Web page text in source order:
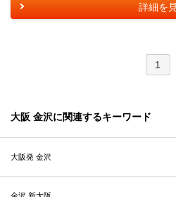
詳細を
1
大阪 金沢に関連するキーワード
大阪発 金沢